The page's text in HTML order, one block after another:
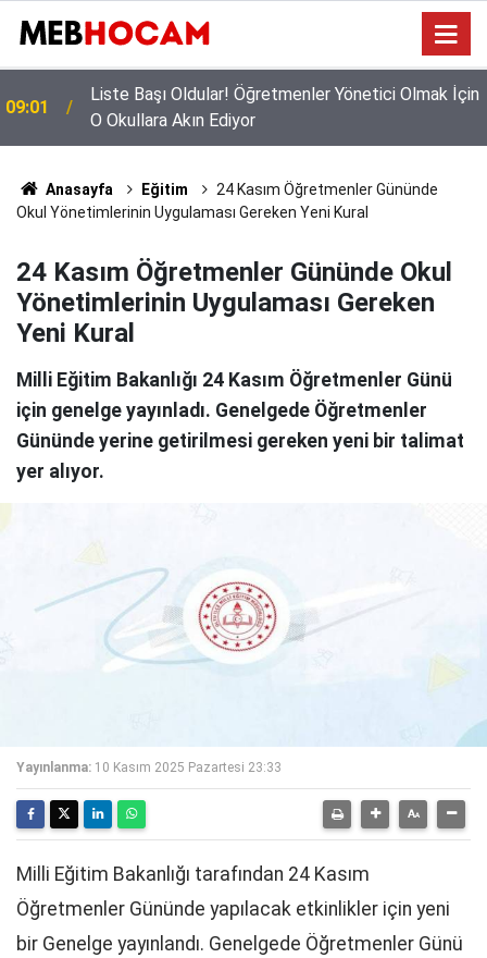
23:02
Mazeret Tayini Yapan Öğretmenler Dikkkat: Bu
Onayı Almayanların Tercihi İptal Olacak!
Anasayfa Eğitim
24 Kasım Öğretmenler Gününde
Okul Yönetimlerinin Uygulaması Gereken Yeni Kural
24 Kasım Öğretmenler Gününde Okul
Yönetimlerinin Uygulaması Gereken
Yeni Kural
Milli Eğitim Bakanlığı 24 Kasım Öğretmenler Günü
için genelge yayınladı. Genelgede Öğretmenler
Gününde yerine getirilmesi gereken yeni bir talimat
yer alıyor.
Yayınlanma: 10 Kasım 2025 Pazartesi 23:33
Milli Eğitim Bakanlığı tarafından 24 Kasım
Öğretmenler Gününde yapılacak etkinlikler için yeni
bir Genelge yayınlandı. Genelgede Öğretmenler Günü